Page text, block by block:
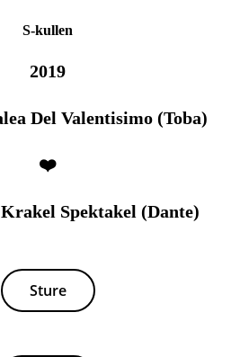
S-kullen
2019
Del Valentisimo (Toba)
❤️
Spektakel (Dante)
Sture